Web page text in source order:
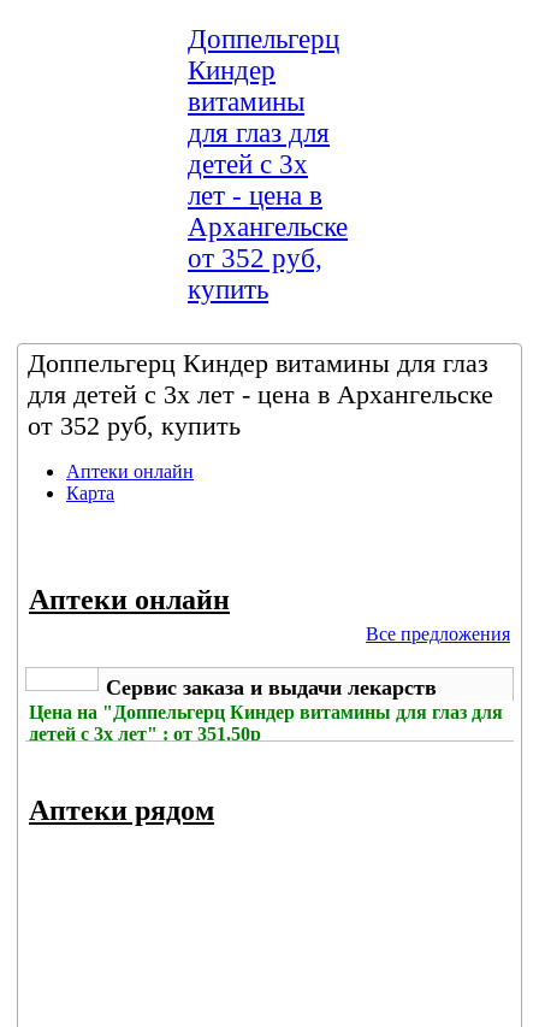
Доппельгерц
Киндер
витамины
для глаз для
детей с 3х
лет - цена в
Архангельске
от 352 руб,
купить
Доппельгерц Киндер витамины для глаз
для детей с 3х лет - цена в Архангельске
от 352 руб, купить
Аптеки онлайн
Карта
Аптеки онлайн
Все предложения
Сервис заказа и выдачи лекарств
Цена на "Доппельгерц Киндер витамины для глаз для
детей с 3х лет" : от 351.50р
Аптеки рядом